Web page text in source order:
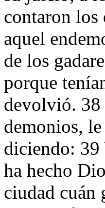
contaron los
aquel
de los
porque
devolvió. 38
demonios,
diciendo: 39
ha hecho
ciudad cuán